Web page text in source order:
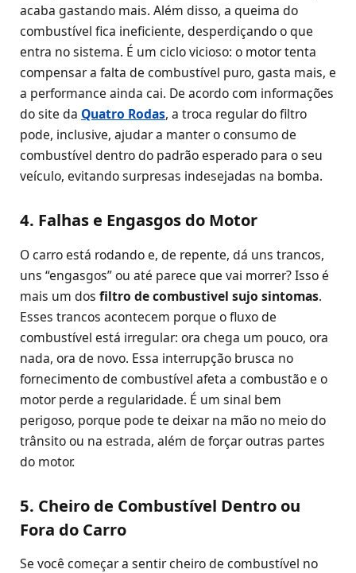
acaba gastando mais. Além disso, a queima do
combustível fica ineficiente, desperdiçando o que
entra no sistema. É um ciclo vicioso: o motor tenta
compensar a falta de combustível puro, gasta mais, e
a performance ainda cai. De acordo com informações
do site da Quatro Rodas, a troca regular do filtro
pode, inclusive, ajudar a manter o consumo de
combustível dentro do padrão esperado para o seu
veículo, evitando surpresas indesejadas na bomba.
4. Falhas e Engasgos do Motor
O carro está rodando e, de repente, dá uns trancos,
uns “engasgos” ou até parece que vai morrer? Isso é
mais um dos filtro de combustivel sujo sintomas.
Esses trancos acontecem porque o fluxo de
combustível está irregular: ora chega um pouco, ora
nada, ora de novo. Essa interrupção brusca no
fornecimento de combustível afeta a combustão e o
motor perde a regularidade. É um sinal bem
perigoso, porque pode te deixar na mão no meio do
trânsito ou na estrada, além de forçar outras partes
do motor.
5. Cheiro de Combustível Dentro ou
Fora do Carro
Se você começar a sentir cheiro de combustível no